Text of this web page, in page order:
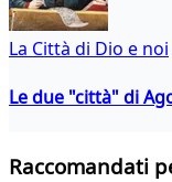
La Città di Dio e noi
Le due "città" di
Raccomandati